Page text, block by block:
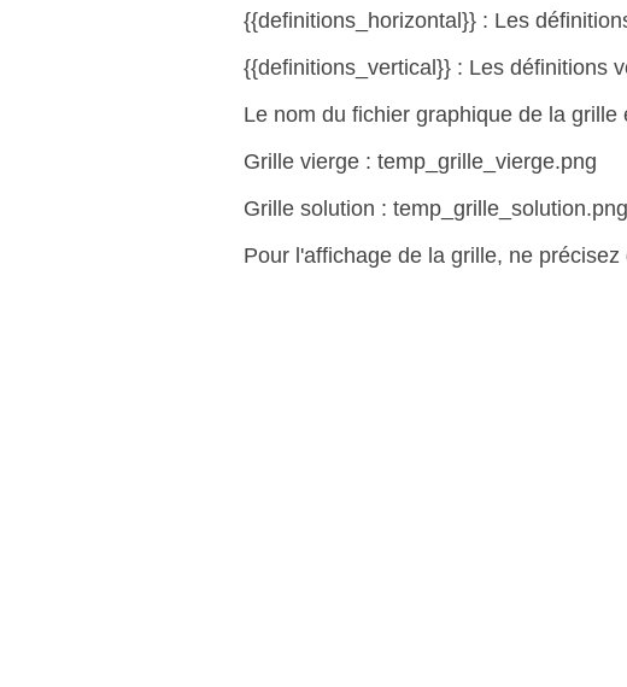
{{definitions_horizontal}} : Les
{{definitions_vertical}} : Les définitions
Le nom du fichier graphique de la grille
Grille vierge : temp_grille_vierge.png
Grille solution : temp_grille_solution.png
Pour l'affichage de la grille, ne